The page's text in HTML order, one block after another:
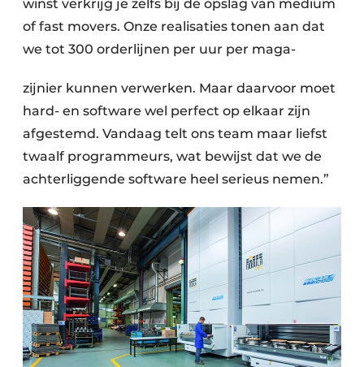
winst verkrijg je zelfs bij de opslag van medium
of fast movers. Onze realisaties tonen aan dat
we tot 300 orderlijnen per uur per maga-
zijnier kunnen verwerken. Maar daarvoor moet
hard- en software wel perfect op elkaar zijn
afgestemd. Vandaag telt ons team maar liefst
twaalf programmeurs, wat bewijst dat we de
achterliggende software heel serieus nemen.”